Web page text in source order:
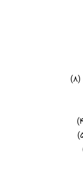
(۸)